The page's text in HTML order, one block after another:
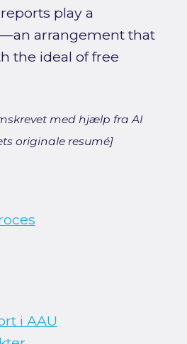
play a
arrangement that
the ideal of free
med hjælp fra AI
originale resumé]
i AAU